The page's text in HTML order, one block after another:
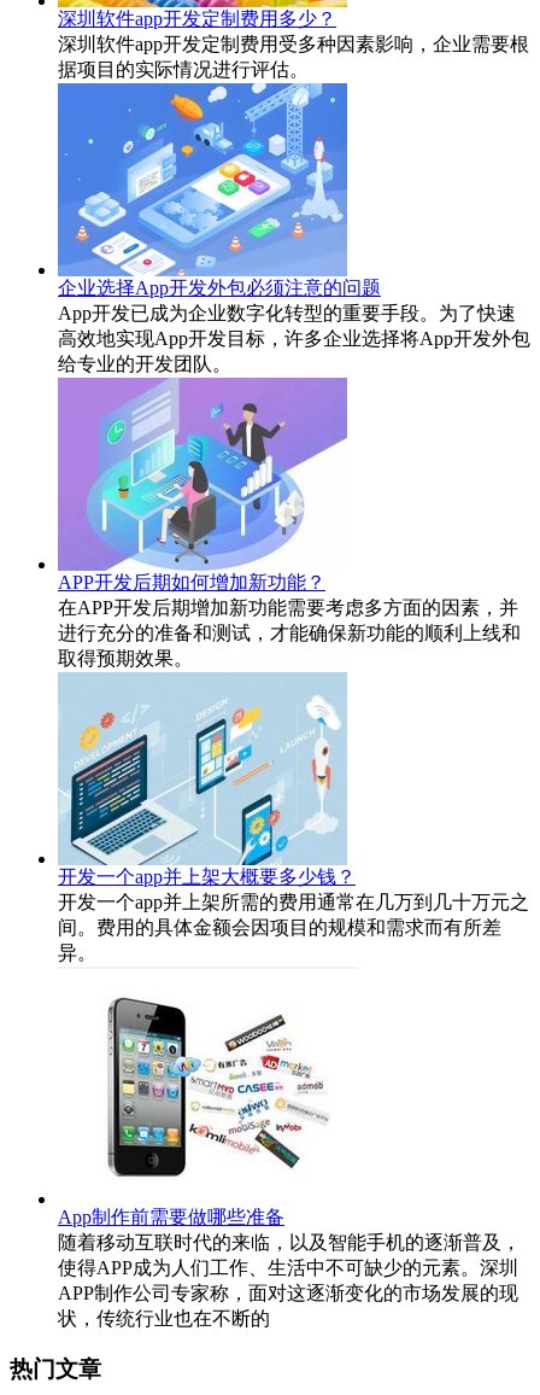
深圳软件app开发定制费用多少？
深圳软件app开发定制费用受多种因素影响，企业需要根
据项目的实际情况进行评估。
企业选择App开发外包必须注意的问题
App开发已成为企业数字化转型的重要手段。为了快速
高效地实现App开发目标，许多企业选择将App开发外包
给专业的开发团队。
APP开发后期如何增加新功能？
在APP开发后期增加新功能需要考虑多方面的因素，并
进行充分的准备和测试，才能确保新功能的顺利上线和
取得预期效果。
开发一个app并上架大概要多少钱？
开发一个app并上架所需的费用通常在几万到几十万元之
间。费用的具体金额会因项目的规模和需求而有所差
异。
App制作前需要做哪些准备
随着移动互联时代的来临，以及智能手机的逐渐普及，
使得APP成为人们工作、生活中不可缺少的元素。深圳
APP制作公司专家称，面对这逐渐变化的市场发展的现
状，传统行业也在不断的
热门文章